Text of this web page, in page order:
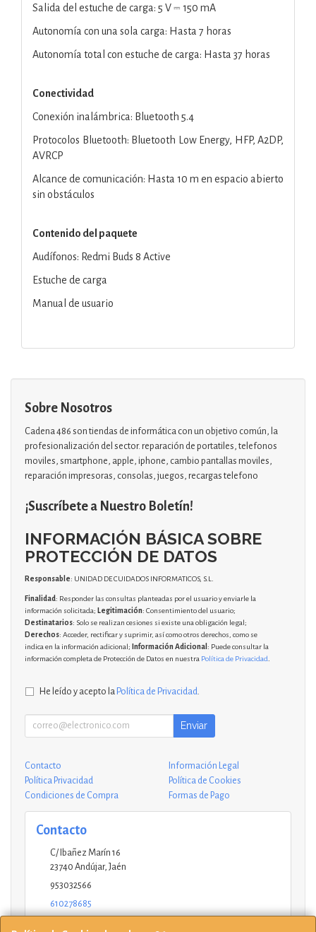
Salida del estuche de carga: 5 V ⎓ 150 mA
Autonomía con una sola carga: Hasta 7 horas
Autonomía total con estuche de carga: Hasta 37 horas
Conectividad
Conexión inalámbrica: Bluetooth 5.4
Protocolos Bluetooth: Bluetooth Low Energy, HFP, A2DP,
AVRCP
Alcance de comunicación: Hasta 10 m en espacio abierto
sin obstáculos
Contenido del paquete
Audífonos: Redmi Buds 8 Active
Estuche de carga
Manual de usuario
Sobre Nosotros
Cadena 486 son tiendas de informática con un objetivo común, la
profesionalización del sector. reparación de portatiles, telefonos
moviles, smartphone, apple, iphone, cambio pantallas moviles,
reparación impresoras, consolas, juegos, recargas telefono
¡Suscríbete a Nuestro Boletín!
INFORMACIÓN BÁSICA SOBRE
PROTECCIÓN DE DATOS
Responsable: UNIDAD DE CUIDADOS INFORMATICOS, S.L.
Finalidad: Responder las consultas planteadas por el usuario y enviarle la
información solicitada; Legitimación: Consentimiento del usuario;
Destinatarios: Solo se realizan cesiones si existe una obligación legal;
Derechos: Acceder, rectificar y suprimir, así como otros derechos, como se
indica en la información adicional; Información Adicional : Puede consultar la
información completa de Protección de Datos en nuestra Política de Privacidad
He leído y acepto la Política de Privacidad
Enviar
Contacto
Información Legal
Política Privacidad
Política de Cookies
Condiciones de Compra
Formas de Pago
Contacto
C/ Ibañez Marín 16
23740 Andújar, Jaén
953032566
610278685